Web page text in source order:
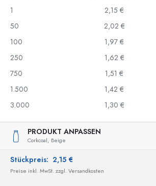
1
2,15 €
50
2,02 €
100
1,97 €
250
1,62 €
750
1,51 €
1.500
1,42 €
3.000
1,30 €
PRODUKT ANPASSEN
Corkcoal, Beige
Stückpreis: 2,15 €
Preise inkl. MwSt. zzgl. Versandkosten